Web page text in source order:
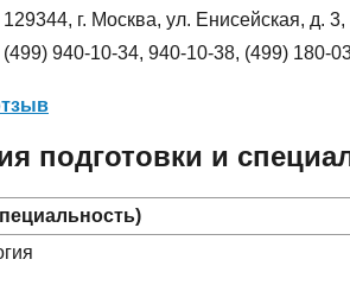
129344, г. Москва, ул. Енисейская, д. 3,
(499) 940-10-34, 940-10-38, (499) 180-
подготовки и